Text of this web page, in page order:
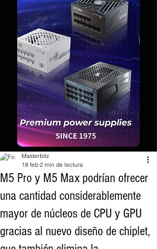
M5 Pro y M5 Max podrían ofrecer
una cantidad considerablemente
mayor de núcleos de CPU y GPU
gracias al nuevo diseño de chiplet,
Masterbitz
18 feb 2 min de lectura